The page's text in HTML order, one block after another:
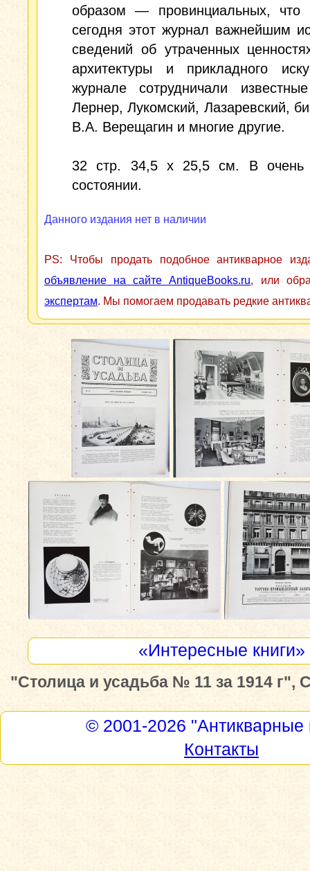
образом — провинциальных, что
сегодня этот журнал важнейшим
сведений об утраченных
архитектуры и прикладного
журнале сотрудничали
Лернер, Лукомский, Лазаревский,
В.А. Верещагин и многие другие.
32 стр. 34,5 х 25,5 см. В очень
состоянии.
Данного издания нет в наличии
PS: Чтобы продать подобное антикварное
объявление на сайте AntiqueBooks.ru, или
экспертам. Мы помогаем продавать редкие
«Интересные книги»
"Столица и усадьба № 11 за 1914 г",
© 2001-2026 "Антикварные
Контакты